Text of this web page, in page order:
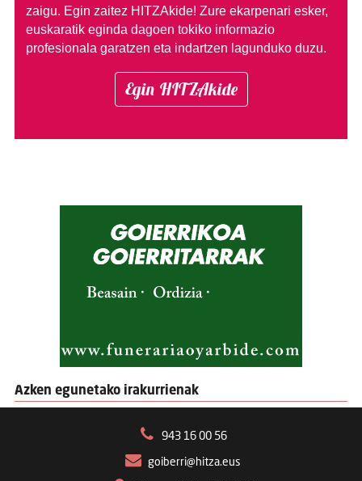
zaigu. Egin zaitez HITZAkide! Zure ekarpenari esker,
euskaratik eginda dagoen tokiko informazio
profesionala garatzen eta indartzen lagunduko duzu.
Egin HITZAkide
Azken egunetako irakurrienak
943 16 00 56
goiberri@hitza.eus